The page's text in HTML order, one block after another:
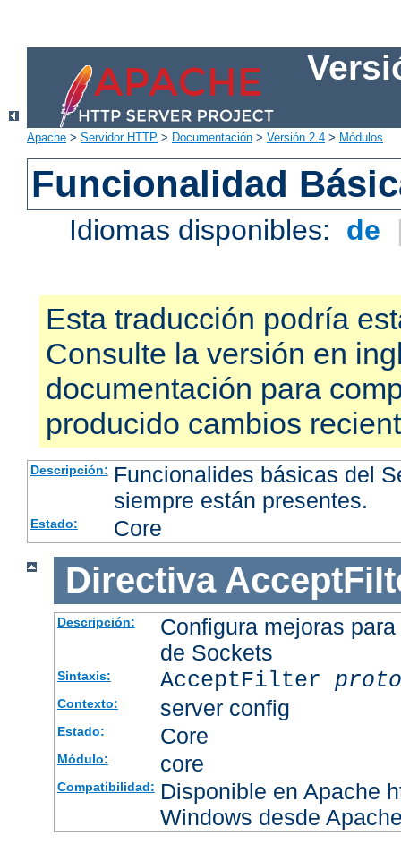
Apache > Servidor HTTP > Documentación > Versión 2.4 > Módulos
Funcionalidad
Idiomas disponibles: de
Esta traducción podría
Consulte la versión en
documentación para
producido cambios
Descripción: Funcionalides básicas del
siempre están presentes.
Estado: Core
Directiva
Descripción:
Configura mejoras
de Sockets
Sintaxis: AcceptFilter
Contexto: server config
Estado: Core
Módulo: core
Compatibilidad: Disponible en Apache
Windows desde